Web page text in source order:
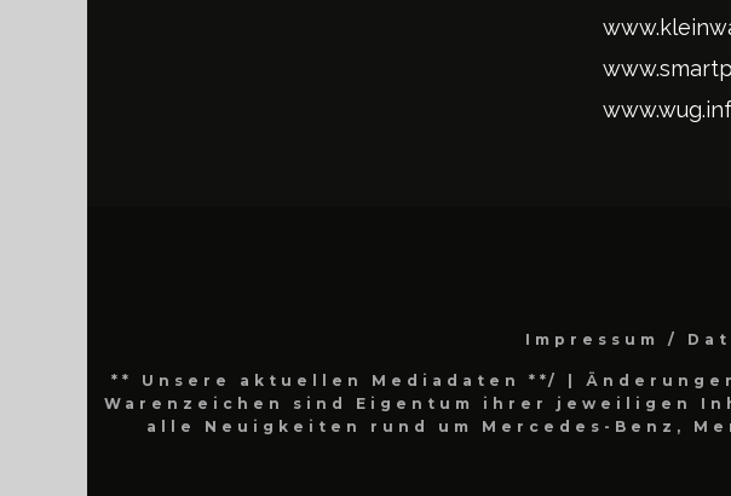
Impressum /
** Unsere aktuellen Mediadaten **/
|
Warenzeichen sind Eigentum ihrer jeweiligen
alle Neuigkeiten rund um Mercedes-Benz,